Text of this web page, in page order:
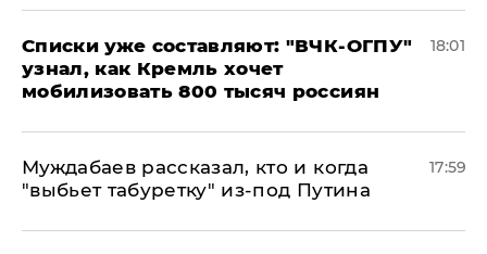
Списки уже составляют: "ВЧК-ОГПУ"
узнал, как Кремль хочет
мобилизовать 800 тысяч россиян
18:01
Муждабаев рассказал, кто и когда
"выбьет табуретку" из-под Путина
17:59